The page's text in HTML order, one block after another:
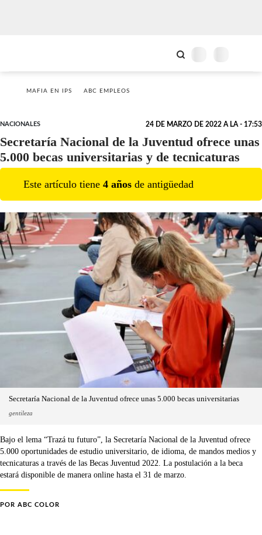
MAFIA EN IPS ABC EMPLEOS
NACIONALES 24 DE MARZO DE 2022 A LA - 17:53
Secretaría Nacional de la Juventud ofrece unas
5.000 becas universitarias y de tecnicaturas
Este artículo tiene 4 años de antigüedad
Secretaría Nacional de la Juventud ofrece unas 5.000 becas universitarias
gentileza
Bajo el lema “Trazá tu futuro”, la Secretaría Nacional de la Juventud ofrece
5.000 oportunidades de estudio universitario, de idioma, de mandos medios y
tecnicaturas a través de las Becas Juventud 2022. La postulación a la beca
estará disponible de manera online hasta el 31 de marzo.
POR ABC COLOR